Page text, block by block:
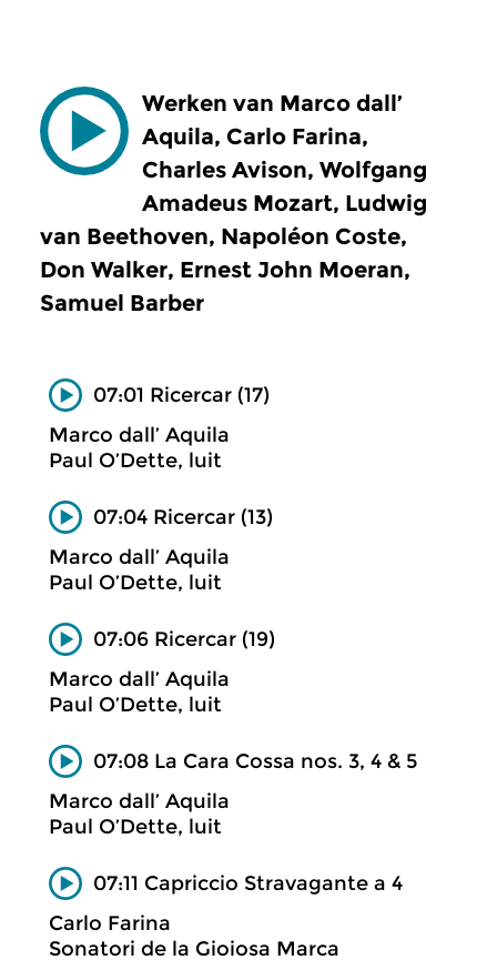
Werken van Marco dall’
Aquila, Carlo Farina,
Charles Avison, Wolfgang
Amadeus Mozart, Ludwig
van Beethoven, Napoléon Coste,
Don Walker, Ernest John Moeran,
Samuel Barber
07:01 Ricercar (17)
Marco dall’ Aquila
Paul O’Dette, luit
07:04 Ricercar (13)
Marco dall’ Aquila
Paul O’Dette, luit
07:06 Ricercar (19)
Marco dall’ Aquila
Paul O’Dette, luit
07:08 La Cara Cossa nos. 3, 4 & 5
Marco dall’ Aquila
Paul O’Dette, luit
07:11 Capriccio Stravagante a 4
Carlo Farina
Sonatori de la Gioiosa Marca